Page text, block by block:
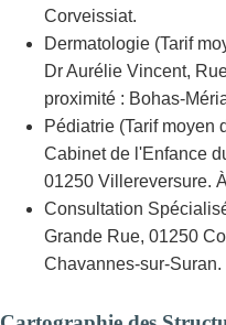
Corveissiat.
Dermatologie (Tarif
Dr Aurélie Vincent,
proximité : Bohas-
Pédiatrie (Tarif moyen
Cabinet de l'Enfance
01250 Villereversure.
Consultation
Grande Rue, 01250
Chavannes-sur-Suran.